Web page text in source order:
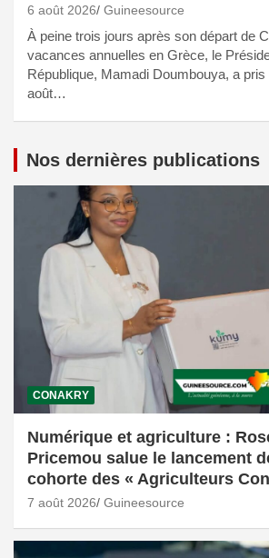
6 août 2026 Guineesource
À peine trois jours après son départ de
vacances annuelles en Grèce, le
République, Mamadi Doumbouya, a
août…
Nos dernières publications
CONAKRY
Numérique et agriculture :
Pricemou salue le lancement
cohorte des « Agriculteurs
7 août 2026 Guineesource